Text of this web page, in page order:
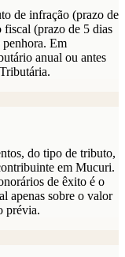
de infração (prazo de
fiscal (prazo de 5 dias
Em
anual ou antes
do tipo de tributo,
em Mucuri.
de êxito é o
apenas sobre o valor
prévia.